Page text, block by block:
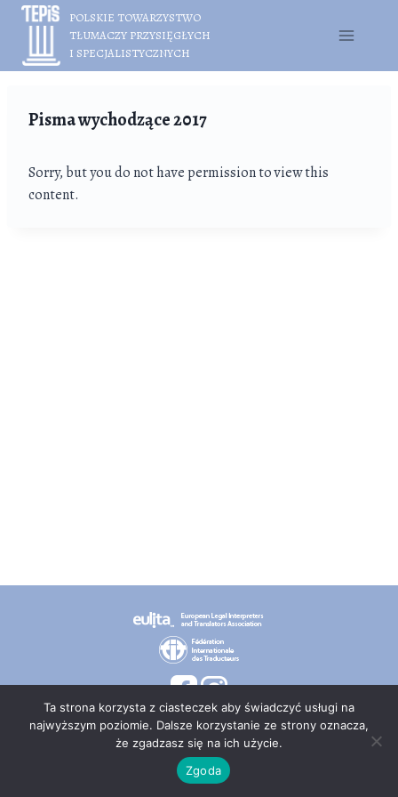
Przejdź
treści
POLSKIE TOWARZYSTWO
TŁUMACZY PRZYSIĘGŁYCH
I SPECJALISTYCZNYCH
Pisma wychodzące 2017
Sorry, but you do not have permission to view this
content.
© 2026 PT TEPIS
Ta strona korzysta z ciasteczek aby świadczyć usługi na
najwyższym poziomie. Dalsze korzystanie ze strony oznacza,
że zgadzasz się na ich użycie.
Zgoda